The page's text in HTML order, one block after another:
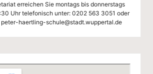
erreichen Sie montags bis donnerstags
Uhr telefonisch unter: 0202 563 3051 oder
peter-haertling-schule@stadt.wuppertal.de